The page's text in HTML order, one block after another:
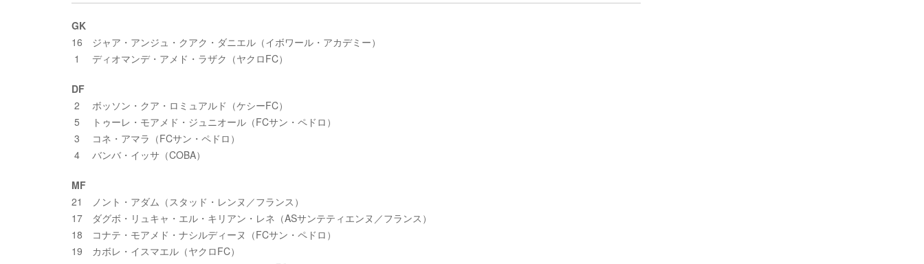
GK
16 ジャア・アンジュ・クアク・ダニエル（イボワール・アカデミー）
1 ディオマンデ・アメド・ラザク（ヤクロFC）
DF
2 ボッソン・クア・ロミュアルド（ケシーFC）
5 トゥーレ・モアメド・ジュニオール（FCサン・ペドロ）
3 コネ・アマラ（FCサン・ペドロ）
4 バンバ・イッサ（COBA）
MF
21 ノント・アダム（スタッド・レンヌ／フランス）
17 ダグボ・リュキャ・エル・キリアン・レネ（ASサンテティエンヌ／フランス）
18 コナテ・モアメド・ナシルディーヌ（FCサン・ペドロ）
19 カボレ・イスマエル（ヤクロFC）